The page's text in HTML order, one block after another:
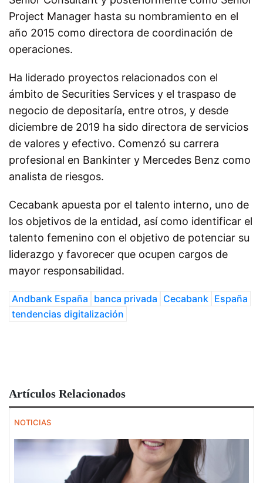
Project Manager hasta su nombramiento en el
año 2015 como directora de coordinación de
operaciones.
Ha liderado proyectos relacionados con el
ámbito de Securities Services y el traspaso de
negocio de depositaría, entre otros, y desde
diciembre de 2019 ha sido directora de servicios
de valores y efectivo. Comenzó su carrera
profesional en Bankinter y Mercedes Benz como
analista de riesgos.
Cecabank apuesta por el talento interno, uno de
los objetivos de la entidad, así como identificar el
talento femenino con el objetivo de potenciar su
liderazgo y favorecer que ocupen cargos de
mayor responsabilidad.
Andbank España banca privada Cecabank España
tendencias digitalización
Artículos Relacionados
NOTICIAS